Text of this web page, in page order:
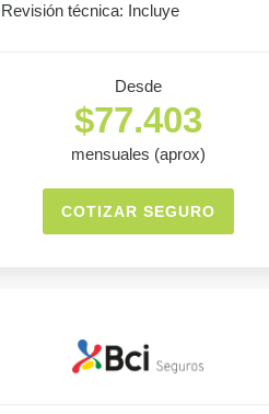
Revisión técnica: Incluye
Desde
$77.403
mensuales (aprox)
COTIZAR SEGURO